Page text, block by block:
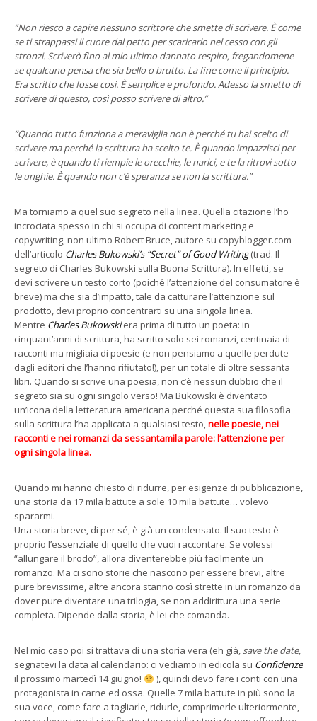
“Non riesco a capire nessuno scrittore che smette di scrivere. È come
se ti strappassi il cuore dal petto per scaricarlo nel cesso con gli
stronzi. Scriverò fino al mio ultimo dannato respiro, fregandomene
se qualcuno pensa che sia bello o brutto. La fine come il principio.
Era scritto che fosse così. È semplice e profondo. Adesso la smetto di
scrivere di questo, così posso scrivere di altro.”
“Quando tutto funziona a meraviglia non è perché tu hai scelto di
scrivere ma perché la scrittura ha scelto te. È quando impazzisci per
scrivere, è quando ti riempie le orecchie, le narici, e te la ritrovi sotto
le unghie. È quando non c’è speranza se non la scrittura.”
Ma torniamo a quel suo segreto nella linea. Quella citazione l’ho
incrociata spesso in chi si occupa di content marketing e
copywriting, non ultimo Robert Bruce, autore su copyblogger.com
dell’articolo Charles Bukowski’s “Secret” of Good Writing(trad. Il
segreto di Charles Bukowski sulla Buona Scrittura). In effetti, se
devi scrivere un testo corto (poiché l’attenzione del consumatore è
breve) ma che sia d’impatto, tale da catturare l’attenzione sul
prodotto, devi proprio concentrarti su una singola linea.
Mentre Charles Bukowskiera prima di tutto un poeta: in
cinquant’anni di scrittura, ha scritto solo sei romanzi, centinaia di
racconti ma migliaia di poesie (e non pensiamo a quelle perdute
dagli editori che l’hanno rifiutato!), per un totale di oltre sessanta
libri. Quando si scrive una poesia, non c’è nessun dubbio che il
segreto sia su ogni singolo verso! Ma Bukowski è diventato
un’icona della letteratura americana perché questa sua filosofia
sulla scrittura l’ha applicata a qualsiasi testo,nelle poesie, nei
racconti e nei romanzi da sessantamila parole: l’attenzione per
ogni singola linea.
Quando mi hanno chiesto di ridurre, per esigenze di pubblicazione,
una storia da 17 mila battute a sole 10 mila battute… volevo
spararmi.
Una storia breve, di per sé, è già un condensato. Il suo testo è
proprio l’essenziale di quello che vuoi raccontare. Se volessi
“allungare il brodo”, allora diventerebbe più facilmente un
romanzo. Ma ci sono storie che nascono per essere brevi, altre
pure brevissime, altre ancora stanno così strette in un romanzo da
dover pure diventare una trilogia, se non addirittura una serie
completa. Dipende dalla storia, è lei che comanda.
Nel mio caso poi si trattava di una storia vera (eh già, save the date,
segnatevi la data al calendario: ci vediamo in edicola su Confidenze
il prossimo martedì 14 giugno!
), quindi devo fare i conti con una
protagonista in carne ed ossa. Quelle 7 mila battute in più sono la
sua voce, come fare a tagliarle, ridurle, comprimerle ulteriormente,